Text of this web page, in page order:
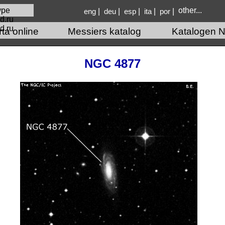
eng deu esp ita por other...
online Messiers katalog Katalogen
NGC 4877